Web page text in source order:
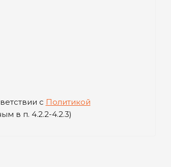
с Политикой
в п. 4.2.2-4.2.3)